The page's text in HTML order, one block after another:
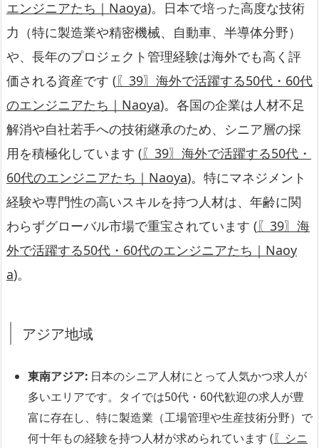
エンジニアたち｜Naoya)。日本で培った高度な技術
力（特に製造業や精密機械、自動車、半導体分野）
や、長年のプロジェクト管理経験は海外でも高く評
価される資産です (〖39〗海外で活躍する50代・60代
のエンジニアたち｜Naoya)。各国の企業は人材不足
解消や自社若手への技術継承のため、シニア層の採
用を積極化しています (〖39〗海外で活躍する50代・
60代のエンジニアたち｜Naoya)。特にマネジメント
経験や専門性の高いスキルを持つ人材は、年齢に関
わらずグローバル市場で重宝されています (〖39〗海
外で活躍する50代・60代のエンジニアたち｜Naoy
a)。
アジア地域
東南アジア: 日本のシニア人材にとって人気かつ求人が
多いエリアです。タイでは50代・60代歓迎の求人が豊
富に存在し、特に製造業（工場管理や生産技術分野）で
何十年もの経験を持つ人材が求められています (〖シニ